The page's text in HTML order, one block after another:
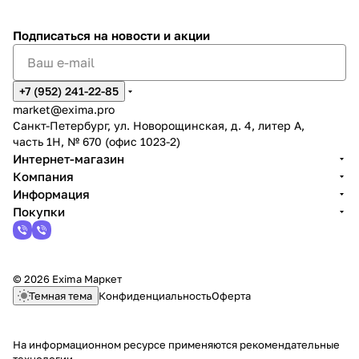
Подписаться на новости и акции
+7 (952) 241-22-85
market@exima.pro
Санкт-Петербург, ул. Новорощинская, д. 4, литер А,
часть 1Н, № 670 (офис 1023-2)
Интернет-магазин
Компания
Информация
Покупки
© 2026 Exima Маркет
Темная тема КонфиденциальностьОферта
На информационном ресурсе применяются рекомендательные